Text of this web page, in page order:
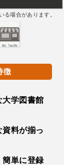
る場合があります。
徴
大学図書館
資料が揃っ
簡単に登録